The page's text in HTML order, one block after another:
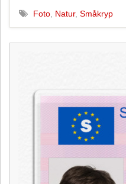
b
e
Foto Natur, Småkryp